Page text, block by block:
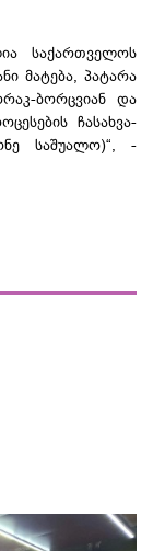
საქართველოს
მატება, პატარა
ბორცვიან და
ჩასახვა-
საშუალო)“, -